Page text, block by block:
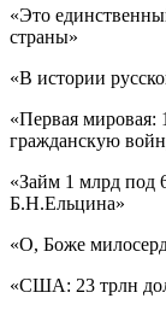
«Это
страны»
«В истории
«Первая мировая:
гражданскую
«Займ 1 млрд под
Б.Н.Ельцина»
«О, Боже
«США: 23 трлн